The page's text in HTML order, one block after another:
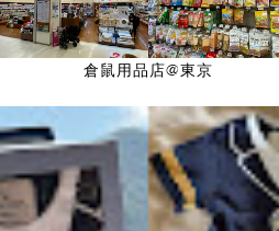
倉鼠用品店@東京